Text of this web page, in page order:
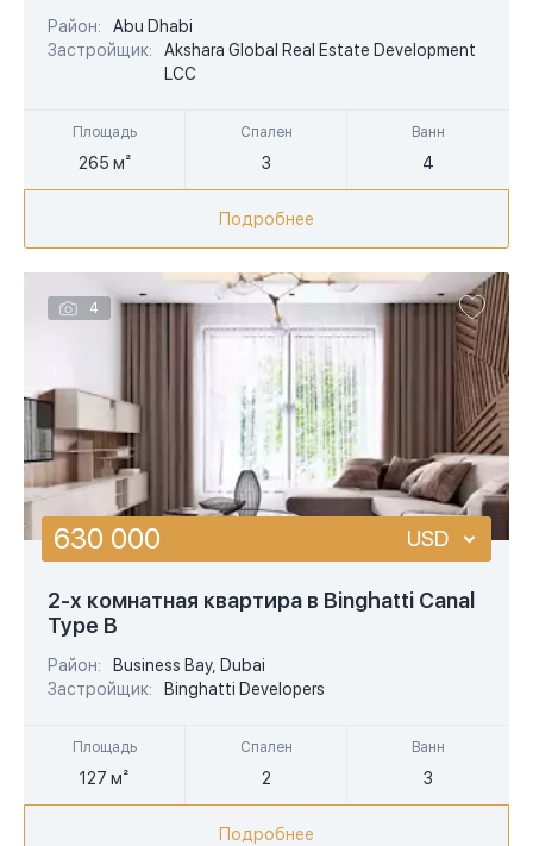
Район:
Abu Dhabi
Застройщик:
Akshara Global Real Estate Development
LCC
Площадь
265 м²
Спален
3
Ванн
4
AED
Подробнее
4
2-х комнатная квартира в Binghatti Canal
Type B
Район:
Business Bay, Dubai
Застройщик:
Binghatti Developers
Площадь
127 м²
Спален
2
Ванн
3
630 000 USD
Подробнее